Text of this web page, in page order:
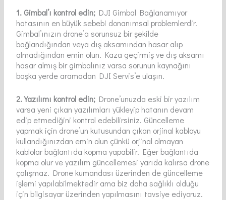
1. Gimbal’ı kontrol edin; DJI Gimbal Bağlanamıyor
hatasının en büyük sebebi donanımsal problemlerdir.
Gimbal’ınızın drone’a sorunsuz bir şekilde
bağlandığından veya dış aksamından hasar alıp
almadığından emin olun. Kaza geçirmiş ve dış aksamı
hasar almış bir gimbalınız varsa sorunun kaynağını
başka yerde aramadan DJI Servis’e ulaşın.
2. Yazılımı kontrol edin; Drone’unuzda eski bir yazılım
varsa yeni çıkan yazılımları yükleyip hatanın devam
edip etmediğini kontrol edebilirsiniz. Güncelleme
yapmak için drone’un kutusundan çıkan orjinal kabloyu
kullandığınızdan emin olun çünkü orjinal olmayan
kablolar bağlantıda kopma yapabilir. Eğer bağlantıda
kopma olur ve yazılım güncellemesi yarıda kalırsa drone
çalışmaz. Drone kumandası üzerinden de güncelleme
işlemi yapılabilmektedir ama biz daha sağlıklı olduğu
için bilgisayar üzerinden yapılmasını tavsiye ediyoruz.